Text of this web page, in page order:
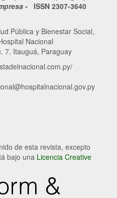
- ISSN 2307-3640
Pública y Bienestar Social,
Nacional
7. Itauguá, Paraguay
de esta revista, excepto
bajo una Licencia Creative